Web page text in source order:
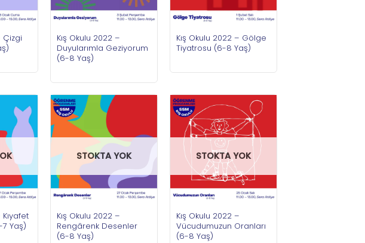
Çizgi
Kış Okulu 2022 –
Duyularımla Geziyorum
(6-8 Yaş)
Kış Okulu 2022 – Gölge
Tiyatrosu (6-8 Yaş)
Yaş)
STOKTA YOK
Kış Okulu 2022 –
Rengârenk Desenler
(6-8 Yaş)
STOKTA YOK
Kış Okulu 2022 –
Vücudumuzun Oranları
(6-8 Yaş)